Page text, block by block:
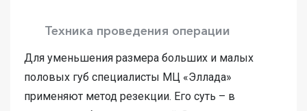
Техника проведения операции
Для уменьшения размера больших и малых
половых губ специалисты МЦ «Эллада»
применяют метод резекции. Его суть – в